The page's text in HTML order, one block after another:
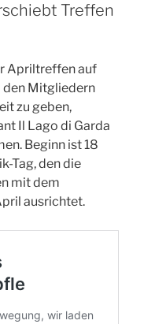
Treffen
Apriltreffen auf
Mitgliedern
zu geben,
Il Lago di Garda
Beginn ist 18
Tag, den die
mit dem
ausrichtet.